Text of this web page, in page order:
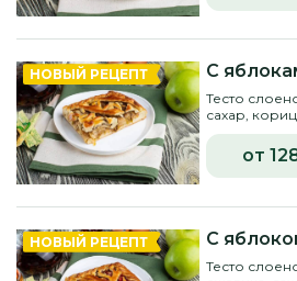
НОВЫЙ РЕЦЕПТ С
Тесто
сахар,
от
НОВЫЙ РЕЦЕПТ С
Тесто